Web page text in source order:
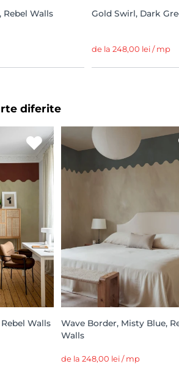
Rebel Walls Gold Swirl, Dark
de la 248,00 lei / mp
diferite
Walls
Wave Border, Misty Blue,
Walls
de la 248,00 lei / mp